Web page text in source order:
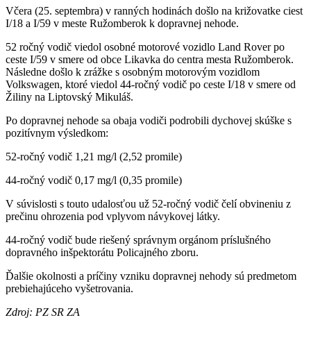
Včera (25. septembra) v ranných hodinách došlo na križovatke ciest
I/18 a I/59 v meste Ružomberok k dopravnej nehode.
52 ročný vodič viedol osobné motorové vozidlo Land Rover po
ceste I/59 v smere od obce Likavka do centra mesta Ružomberok.
Následne došlo k zrážke s osobným motorovým vozidlom
Volkswagen, ktoré viedol 44-ročný vodič po ceste I/18 v smere od
Žiliny na Liptovský Mikuláš.
Po dopravnej nehode sa obaja vodiči podrobili dychovej skúške s
pozitívnym výsledkom:
52-ročný vodič 1,21 mg/l (2,52 promile)
44-ročný vodič 0,17 mg/l (0,35 promile)
V súvislosti s touto udalosťou už 52-ročný vodič čelí obvineniu z
prečinu ohrozenia pod vplyvom návykovej látky.
44-ročný vodič bude riešený správnym orgánom príslušného
dopravného inšpektorátu Policajného zboru.
Ďalšie okolnosti a príčiny vzniku dopravnej nehody sú predmetom
prebiehajúceho vyšetrovania.
Zdroj: PZ SR ZA